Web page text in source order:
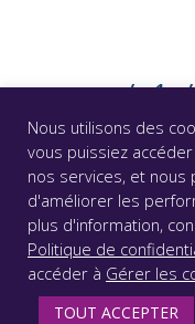
1
© CS GROUP
Mentions légales|
SUIVEZ-
Nous utilisons des
vous puissiez
nos services, et
d'améliorer les
plus d'information,
Politique de
accéder à Gérer les
TOUT ACCEPTER